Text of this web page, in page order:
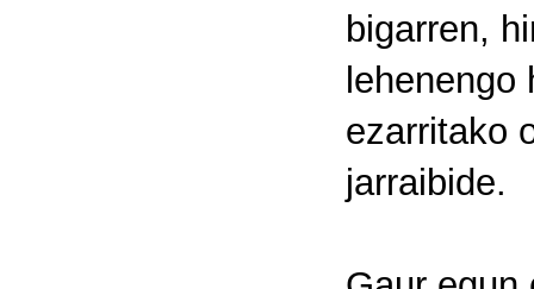
bigarren,
ezarritako
jarraibide.